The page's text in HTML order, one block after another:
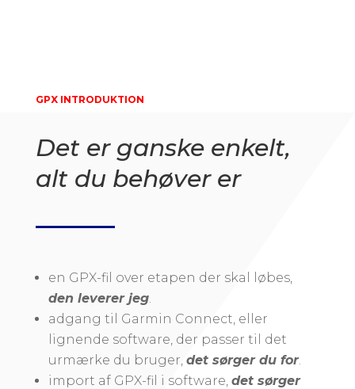
GPX INTRODUKTION
Det er ganske enkelt,
alt du behøver er
en GPX-fil over etapen der skal løbes,
den leverer jeg.
adgang til Garmin Connect, eller
lignende software, der passer til det
urmærke du bruger, det sørger du for.
import af GPX-fil i software, det sørger